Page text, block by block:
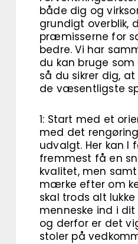
både dig og
grundigt overblik,
præmisserne for
bedre. Vi har
du kan bruge
så du sikrer dig,
de væsentligste
1: Start med et
med det
udvalgt. Her kan I
fremmest få en
kvalitet, men
mærke efter om
skal trods alt
menneske ind i
og derfor er det
stoler på